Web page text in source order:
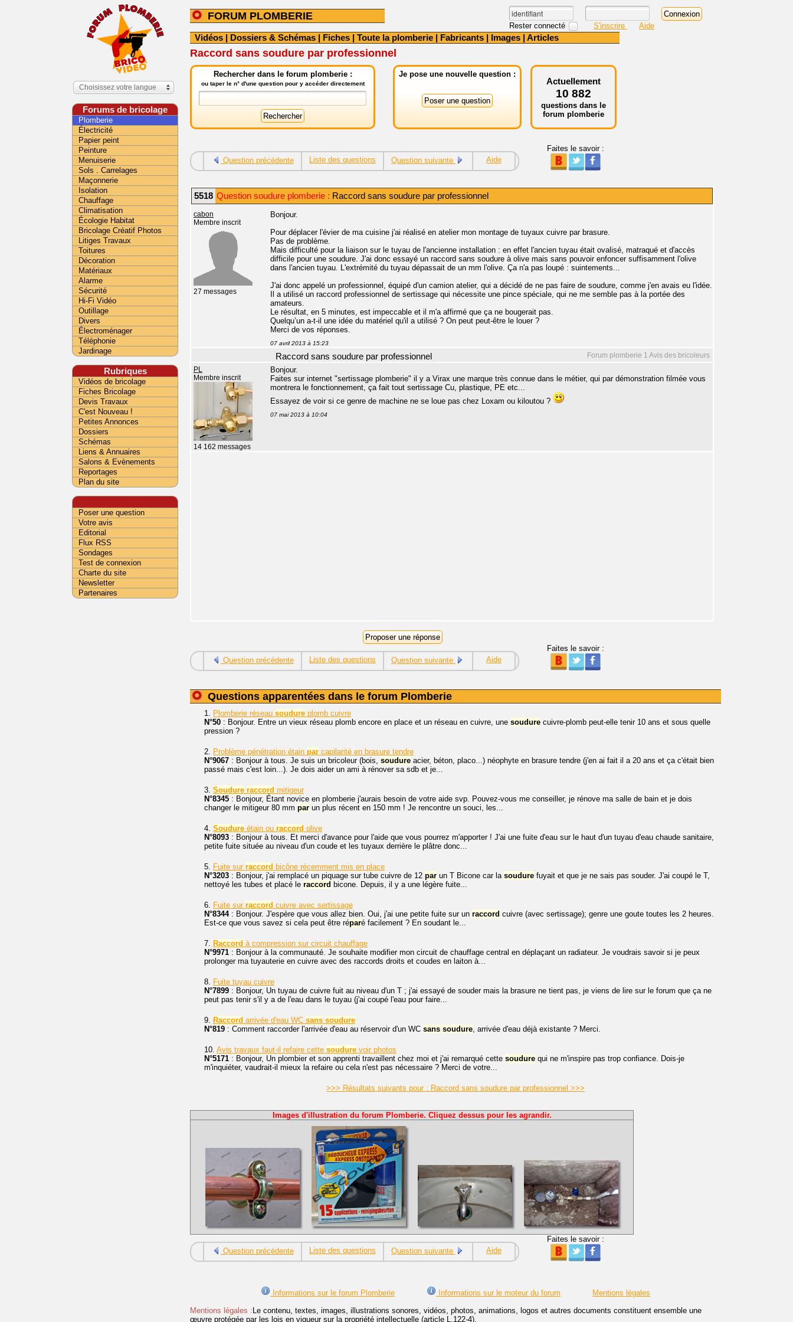
FORUM PLOMBERIE
Rester connecté S'inscrire Aide
Vidéos | Dossiers & Schémas | Fiches | Toute la plomberie | Fabricants | Images | Articles
Raccord sans soudure par professionnel
Rechercher dans le forum plomberie :
ou taper le n° d'une question pour y accéder directement
Je pose une nouvelle question :
Actuellement
10 882
questions dans le
forum plomberie
Question précédente Liste des questions Question suivante Aide
Faites le savoir :
5518 Question soudure plomberie : Raccord sans soudure par professionnel
cabon
Membre inscrit
27 messages
Bonjour.
Pour déplacer l'évier de ma cuisine j'ai réalisé en atelier mon montage de tuyaux cuivre par brasure.
Pas de problème.
Mais difficulté pour la liaison sur le tuyau de l'ancienne installation : en effet l'ancien tuyau était ovalisé, matraqué et d'accès
difficile pour une soudure. J'ai donc essayé un raccord sans soudure à olive mais sans pouvoir enfoncer suffisamment l'olive
dans l'ancien tuyau. L'extrémité du tuyau dépassait de un mm l'olive. Ça n'a pas loupé : suintements...
J'ai donc appelé un professionnel, équipé d'un camion atelier, qui a décidé de ne pas faire de soudure, comme j'en avais eu l'idée.
Il a utilisé un raccord professionnel de sertissage qui nécessite une pince spéciale, qui ne me semble pas à la portée des
amateurs.
Le résultat, en 5 minutes, est impeccable et il m'a affirmé que ça ne bougerait pas.
Quelqu’un a-t-il une idée du matériel qu'il a utilisé ? On peut peut-être le louer ?
Merci de vos réponses.
07 avril 2013 à 15:23
Forum plomberie 1 Avis des bricoleurs
Raccord sans soudure par professionnel
PL
Membre inscrit
14 162 messages
Bonjour.
Faites sur internet "sertissage plomberie" il y a Virax une marque très connue dans le métier, qui par démonstration filmée vous
montrera le fonctionnement, ça fait tout sertissage Cu, plastique, PE etc...
Essayez de voir si ce genre de machine ne se loue pas chez Loxam ou kiloutou ?
07 mai 2013 à 10:04
Question précédente Liste des questions Question suivante Aide
Faites le savoir :
Questions apparentées dans le forum Plomberie
1. Plomberie réseau soudure plomb cuivre
N°50 : Bonjour. Entre un vieux réseau plomb encore en place et un réseau en cuivre, une soudure cuivre-plomb peut-elle tenir 10 ans et sous quelle
pression ?
2. Problème pénétration étain par capilarité en brasure tendre
N°9067 : Bonjour à tous. Je suis un bricoleur (bois, soudure acier, béton, placo...) néophyte en brasure tendre (j'en ai fait il a 20 ans et ça c'était bien
passé mais c'est loin...). Je dois aider un ami à rénover sa sdb et je...
3. Soudure raccord mitigeur
N°8345 : Bonjour, Étant novice en plomberie j'aurais besoin de votre aide svp. Pouvez-vous me conseiller, je rénove ma salle de bain et je dois
changer le mitigeur 80 mm par un plus récent en 150 mm ! Je rencontre un souci, les...
4. Soudure étain ou raccord olive
N°8093 : Bonjour à tous. Et merci d'avance pour l'aide que vous pourrez m'apporter ! J'ai une fuite d'eau sur le haut d'un tuyau d'eau chaude sanitaire,
petite fuite située au niveau d'un coude et les tuyaux derrière le plâtre donc...
5. Fuite sur raccord bicône récemment mis en place
N°3203 : Bonjour, j'ai remplacé un piquage sur tube cuivre de 12 par un T Bicone car la soudure fuyait et que je ne sais pas souder. J'ai coupé le T,
nettoyé les tubes et placé le raccord bicone. Depuis, il y a une légère fuite...
6. Fuite sur raccord cuivre avec sertissage
N°8344: Bonjour. J'espère que vous allez bien. Oui, j'ai une petite fuite sur un raccord cuivre (avec sertissage); genre une goute toutes les 2 heures.
Est-ce que vous savez si cela peut être réparé facilement ? En soudant le...
7. Raccord à compression sur circuit chauffage
N°9971 : Bonjour à la communauté. Je souhaite modifier mon circuit de chauffage central en déplaçant un radiateur. Je voudrais savoir si je peux
prolonger ma tuyauterie en cuivre avec des raccords droits et coudes en laiton à...
8. Fuite tuyau cuivre
N°7899 : Bonjour, Un tuyau de cuivre fuit au niveau d'un T ; j'ai essayé de souder mais la brasure ne tient pas, je viens de lire sur le forum que ça ne
peut pas tenir s'il y a de l'eau dans le tuyau (j'ai coupé l'eau pour faire...
9. Raccord arrivée d'eau WC sans soudure
N°819 : Comment raccorder l'arrivée d'eau au réservoir d'un WC sans soudure, arrivée d'eau déjà existante ? Merci.
10. Avis travaux faut-il refaire cette soudure voir photos
N°5171 : Bonjour, Un plombier et son apprenti travaillent chez moi et j'ai remarqué cette soudure qui ne m'inspire pas trop confiance. Dois-je
m'inquiéter, vaudrait-il mieux la refaire ou cela n'est pas nécessaire ? Merci de votre...
>>> Résultats suivants pour : Raccord sans soudure par professionnel >>>
Images d'illustration du forum Plomberie. Cliquez dessus pour les agrandir.
Question précédente Liste des questions Question suivante Aide
Faites le savoir :
Informations sur le forum Plomberie Informations sur le moteur du forum
Mentions légales
Mentions légales : Le contenu, textes, images, illustrations sonores, vidéos, photos, animations, logos et autres documents constituent ensemble une
œuvre protégée par les lois en vigueur sur la propriété intellectuelle (article L.122-4).
Choisissez votre langue
Forums de bricolage
Plomberie
Électricité
Papier peint
Peinture
Menuiserie
Sols . Carrelages
Maçonnerie
Isolation
Chauffage
Climatisation
Écologie Habitat
Bricolage Créatif Photos
Litiges Travaux
Toitures
Décoration
Matériaux
Alarme
Sécurité
Hi-Fi Vidéo
Outillage
Divers
Électroménager
Téléphonie
Jardinage
Rubriques
Vidéos de bricolage
Fiches Bricolage
Devis Travaux
C'est Nouveau !
Petites Annonces
Dossiers
Schémas
Liens & Annuaires
Salons & Evènements
Reportages
Plan du site
Poser une question
Votre avis
Editorial
Flux RSS
Sondages
Test de connexion
Charte du site
Newsletter
Partenaires